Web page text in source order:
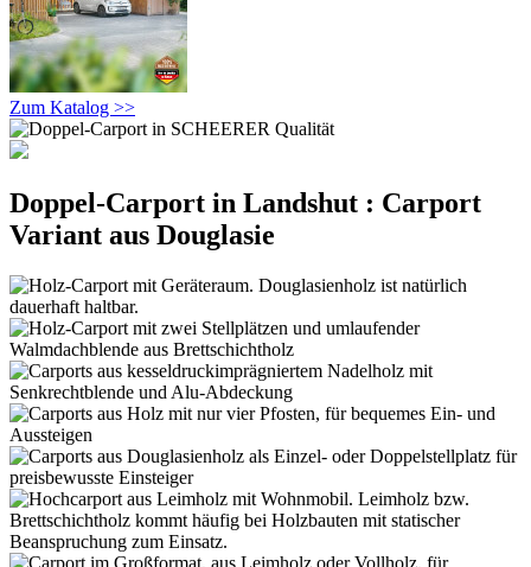
Zum Katalog >>
Doppel-Carport in Landshut : Carport
Variant aus Douglasie